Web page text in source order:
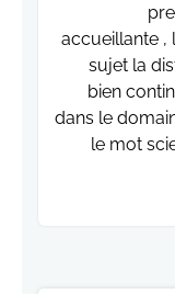
accueillante ,
sujet la
bien
dans le
le mot